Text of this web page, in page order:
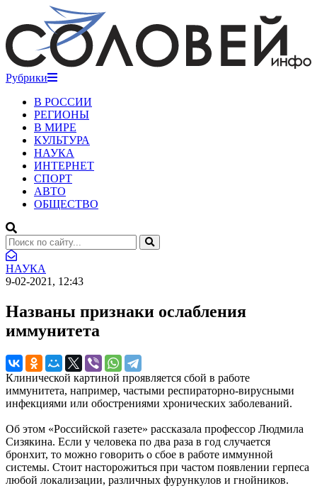
Рубрики
В РОССИИ
РЕГИОНЫ
В МИРЕ
КУЛЬТУРА
НАУКА
ИНТЕРНЕТ
СПОРТ
АВТО
ОБЩЕСТВО
НАУКА
9-02-2021, 12:43
Названы признаки ослабления
иммунитета
Клинической картиной проявляется сбой в работе
иммунитета, например, частыми респираторно-вирусными
инфекциями или обострениями хронических заболеваний.
Об этом «Российской газете» рассказала профессор Людмила
Сизякина. Если у человека по два раза в год случается
бронхит, то можно говорить о сбое в работе иммунной
системы. Стоит насторожиться при частом появлении герпеса
любой локализации, различных фурункулов и гнойников.